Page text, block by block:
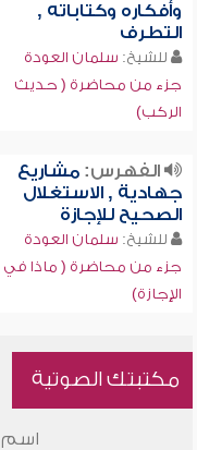
وأفكاره وكتاباته ,
التطرف
للشيخ: سلمان العودة
جزء من محاضرة ( حديث
الركب)
الفهرس:مشاريع
جهادية , الاستغلال
الصحيح للإجازة
للشيخ: سلمان العودة
جزء من محاضرة ( ماذا في
الإجازة)
مكتبتك الصوتية
اسم